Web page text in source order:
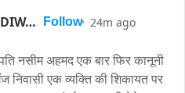
JOURNALIST VISHAL DIWAKAR
Follow 24m ago
नसीम अहमद एक बार फिर कानूनी
निवासी एक व्यक्ति की शिकायत पर